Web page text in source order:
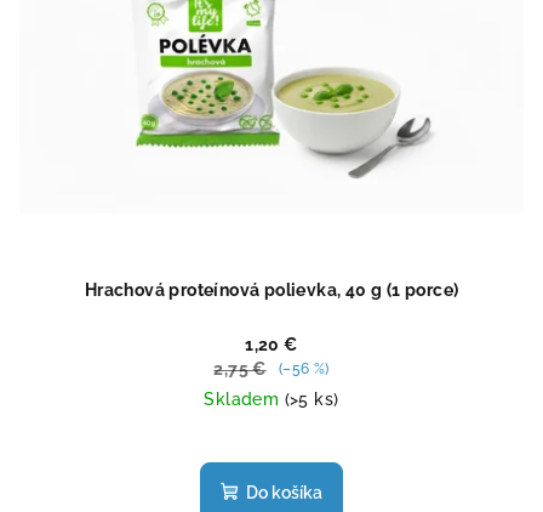
Hrachová proteínová polievka, 40 g (1 porce)
1,20 €
2,75 €
(–56 %)
Skladem (>5 ks)
hodnotenie
produktu
Do košíka